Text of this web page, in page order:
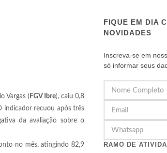
Vargas ( FGV Ibre), caiu 0,8
indicador recuou após três
da avaliação sobre o
no mês, atingindo 82,9
FIQUE EM DIA
NOVIDADES
Inscreva-se em
só informar seus
RAMO DE